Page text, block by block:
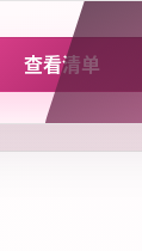
查看清单